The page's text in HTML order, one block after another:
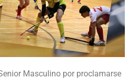
Masculino por proclamarse